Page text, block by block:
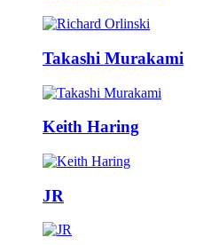
Takashi Murakami
Keith Haring
JR